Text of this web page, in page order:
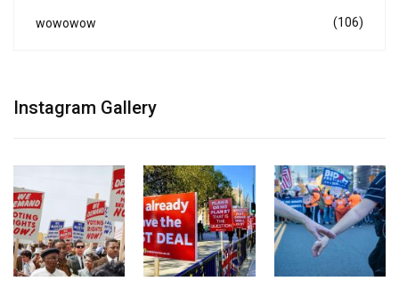
wowowow (106)
Instagram Gallery